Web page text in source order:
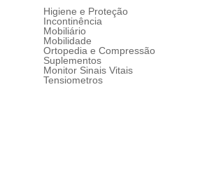
Higiene e Proteção
Incontinência
Mobiliário
Mobilidade
Ortopedia e Compressão
Suplementos
Monitor Sinais Vitais
Tensiometros